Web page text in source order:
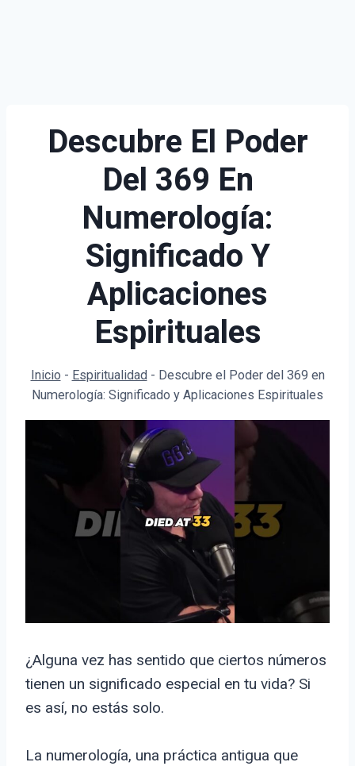
Descubre El Poder
Del 369 En
Numerología:
Significado Y
Aplicaciones
Espirituales
Inicio - Espiritualidad - Descubre el Poder del 369 en
Numerología: Significado y Aplicaciones Espirituales
¿Alguna vez has sentido que ciertos números
tienen un significado especial en tu vida? Si
es así, no estás solo.
La numerología, una práctica antigua que